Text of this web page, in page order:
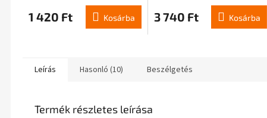
1 420 Ft Kosárba 3 740 Ft Kosárba
Leírás Hasonló (10) Beszélgetés
Termék részletes leírása